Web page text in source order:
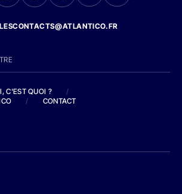
C'EST QUOI ?
/
/ CONTACT